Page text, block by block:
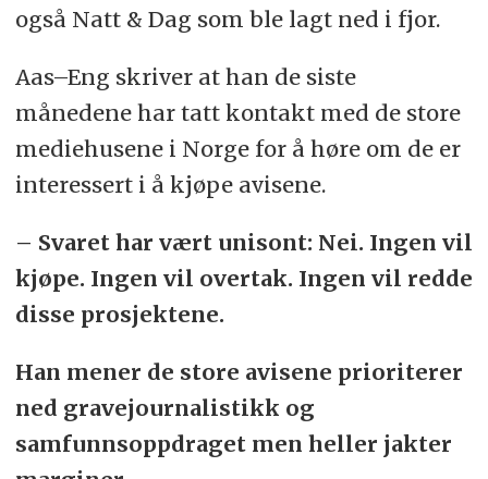
også Natt & Dag som ble lagt ned i fjor.
Aas–Eng skriver at han de siste
månedene har tatt kontakt med de store
mediehusene i Norge for å høre om de er
interessert i å kjøpe avisene.
– Svaret har vært unisont: Nei. Ingen vil
kjøpe. Ingen vil overtak. Ingen vil redde
disse prosjektene.
Han mener de store avisene prioriterer
ned gravejournalistikk og
samfunnsoppdraget men heller jakter